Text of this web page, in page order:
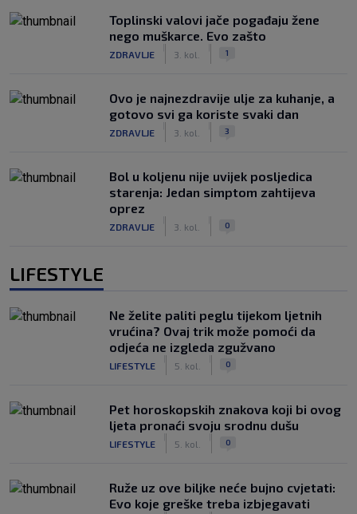
Toplinski valovi jače pogađaju žene
nego muškarce. Evo zašto
ZDRAVLJE 3. kol. 1
Ovo je najnezdravije ulje za kuhanje, a
gotovo svi ga koriste svaki dan
ZDRAVLJE 3. kol. 3
Bol u koljenu nije uvijek posljedica
starenja: Jedan simptom zahtijeva
oprez
ZDRAVLJE 3. kol. 0
LIFESTYLE
Ne želite paliti peglu tijekom ljetnih
vrućina? Ovaj trik može pomoći da
odjeća ne izgleda zgužvano
LIFESTYLE 5. kol. 0
Pet horoskopskih znakova koji bi ovog
ljeta pronaći svoju srodnu dušu
LIFESTYLE 5. kol. 0
Ruže uz ove biljke neće bujno cvjetati:
Evo koje greške treba izbjegavati